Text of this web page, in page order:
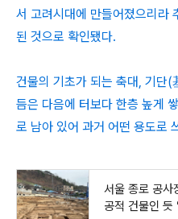
서 고려시대에 만들어졌으리라
된 것으로 확인됐다.
건물의 기초가 되는 축대, 기단(
듬은 다음에 터보다 한층 높게
로 남아 있어 과거 어떤 용도로
서울 종로 공사
공적 건물인 듯